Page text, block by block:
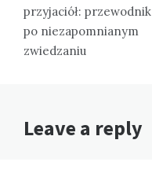
przyjaciół: przewodnik
po niezapomnianym
zwiedzaniu
Leave a reply